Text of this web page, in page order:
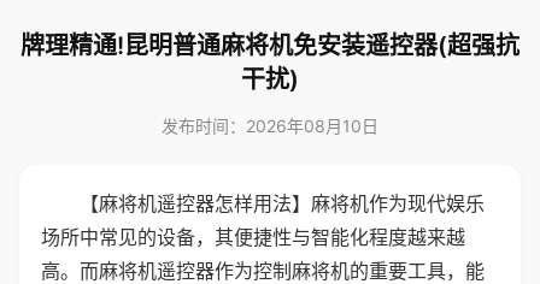
牌理精通!昆明普通麻将机免安装遥控器(超强抗
干扰)
发布时间：2026年08月10日
【麻将机遥控器怎样用法】麻将机作为现代娱乐
场所中常见的设备，其便捷性与智能化程度越来越
高。而麻将机遥控器作为控制麻将机的重要工具，能